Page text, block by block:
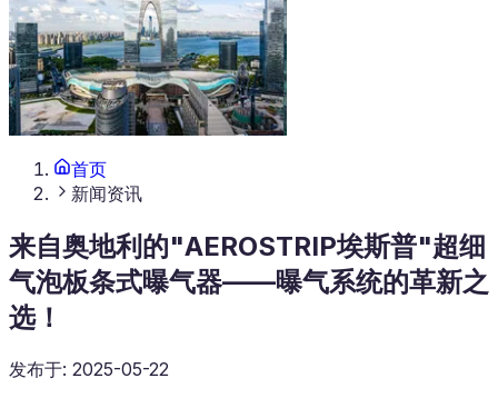
首页
新闻资讯
来自奥地利的"AEROSTRIP埃斯普"超细
气泡板条式曝气器——曝气系统的革新之
选！
发布于: 2025-05-22